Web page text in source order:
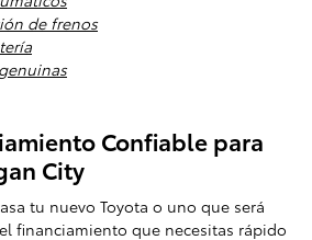
de frenos
Confiable para
City
tu nuevo Toyota o uno que será
financiamiento que necesitas rápido